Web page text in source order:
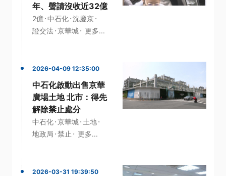
年、聲請沒收近32億
2億·中石化·沈慶京·
證交法·京華城· 更多...
2026-04-09 12:35:00
中石化啟動出售京華
廣場土地 北市：得先
解除禁止處分
中石化·京華城· 土地·
地政局 ·禁止 · 更多...
2026-03-31 19:39:50